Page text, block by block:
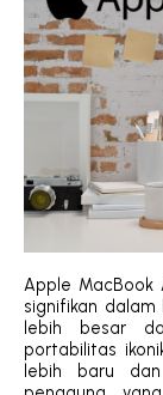
Apple MacBook
signifikan dalam
lebih besar
portabilitas
lebih baru